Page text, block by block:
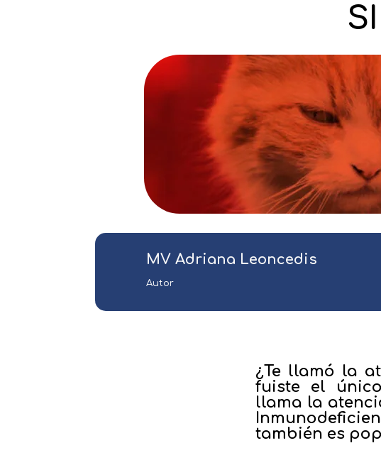
MV Adriana Leoncedis
Autor
¿Te llamó la
fuiste el
llama la
también es